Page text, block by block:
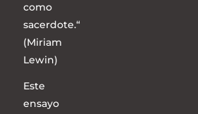
como
sacerdote.“
(Miriam
Lewin)
Este
ensayo